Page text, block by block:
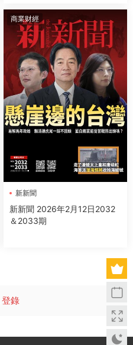
商業财經
新新聞
新新聞 2026年2月12日2032
＆2033期
登錄